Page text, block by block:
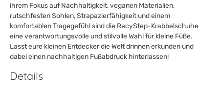
ihrem Fokus auf Nachhaltigkeit, veganen Materialien,
rutschfesten Sohlen, Strapazierfähigkeit und einem
komfortablen Tragegefühl sind die RecyStep-Krabbelschuhe
eine verantwortungsvolle und stilvolle Wahl für kleine Füße.
Lasst eure kleinen Entdecker die Welt drinnen erkunden und
dabei einen nachhaltigen Fußabdruck hinterlassen!
Details